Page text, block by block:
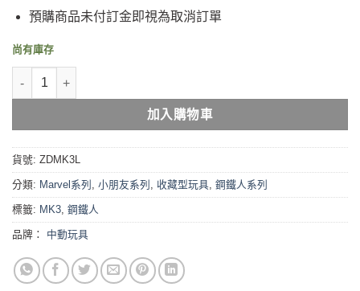
預購商品未付訂金即視為取消訂單
尚有庫存
中動玩具 鋼鐵人MK3 發光版 IronMan 1/10 7吋可動人偶 ZDTOYS
加入購物車
貨號: ZDMK3L
分類: Marvel系列 小朋友系列 收藏型玩具 鋼鐵人系列
標籤: MK3 鋼鐵人
品牌： 中動玩具